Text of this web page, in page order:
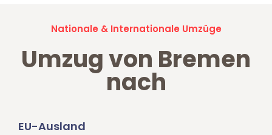
Nationale & Internationale Umzüge
Umzug von Bremen
nach
EU-Ausland